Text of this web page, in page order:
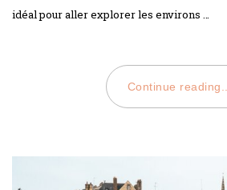
idéal pour aller explorer les environs …
Continue reading...